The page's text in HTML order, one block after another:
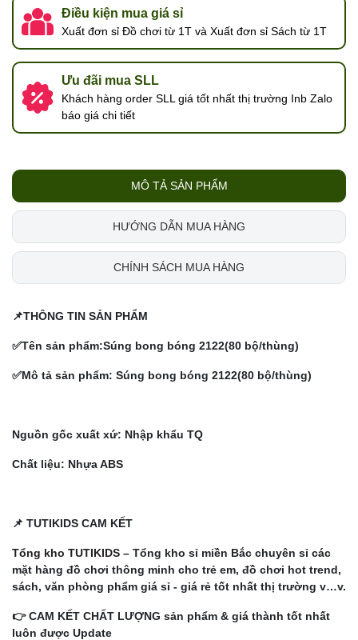
Điều kiện mua giá sỉ
Xuất đơn sỉ Đồ chơi từ 1T và Xuất đơn sỉ Sách từ 1T
Ưu đãi mua SLL
Khách hàng order SLL giá tốt nhất thị trường Inb Zalo
báo giá chi tiết
MÔ TẢ SẢN PHẨM
HƯỚNG DẪN MUA HÀNG
CHÍNH SÁCH MUA HÀNG
📌THÔNG TIN SẢN PHẨM
✅Tên sản phẩm:Súng bong bóng 2122(80 bộ/thùng)
✅Mô tả sản phẩm: Súng bong bóng 2122(80 bộ/thùng)
Nguồn gốc xuất xứ: Nhập khẩu TQ
Chất liệu: Nhựa ABS
📌 TUTIKIDS CAM KẾT
Tổng kho TUTIKIDS – Tổng kho sỉ miền Bắc chuyên sỉ các
mặt hàng đồ chơi thông minh cho trẻ em, đồ chơi hot trend,
sách, văn phòng phẩm giá sỉ - giá rẻ tốt nhất thị trường v…v.
👉 CAM KẾT CHẤT LƯỢNG sản phẩm & giá thành tốt nhất
luôn được Update